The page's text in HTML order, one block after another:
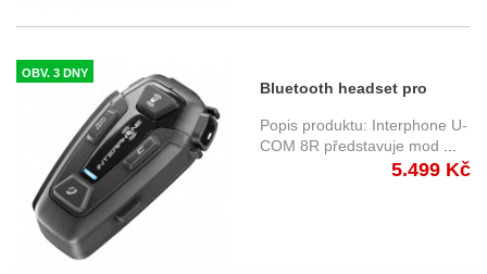
OBV. 3 DNY
Bluetooth headset pro
uzavřené a otevřené přilby
Interphone U-COM8R
Popis produktu: Interphone U-
COM 8R představuje mod
5.499 Kč